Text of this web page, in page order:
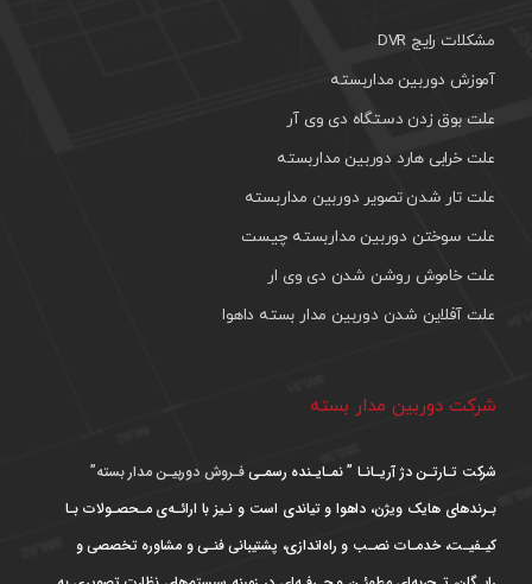
مشکلات رایج DVR
آموزش دوربین مداربسته
علت بوق زدن دستگاه دی وی آر
علت خرابی هارد دوربین مداربسته
علت تار شدن تصویر دوربین مداربسته
علت سوختن دوربین مداربسته چیست
علت خاموش روشن شدن دی وی ار
علت آفلاین شدن دوربین مدار بسته داهوا
شرکت دوربین مدار بسته
شرکت تـارتـن دژ آریـانـا ” نمـایـنده رسمـیفـروش دوربیـن مدار بسته”
بـرندهای هایک ویژن، داهوا و تیاندی است و نـیز با ارائـه‌ی مـحصـولات بـا
کیـفیـت، خدمـات نصـب و راه‌اندازی، پشتیبانی فنـی و مشاوره تخصصی و